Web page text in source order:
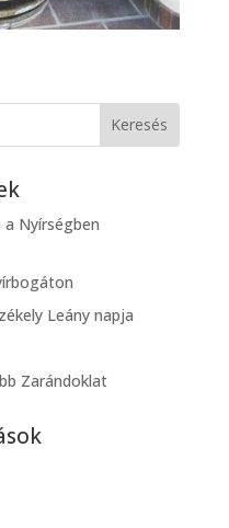
a Nyírségben
Leány napja
Zarándoklat